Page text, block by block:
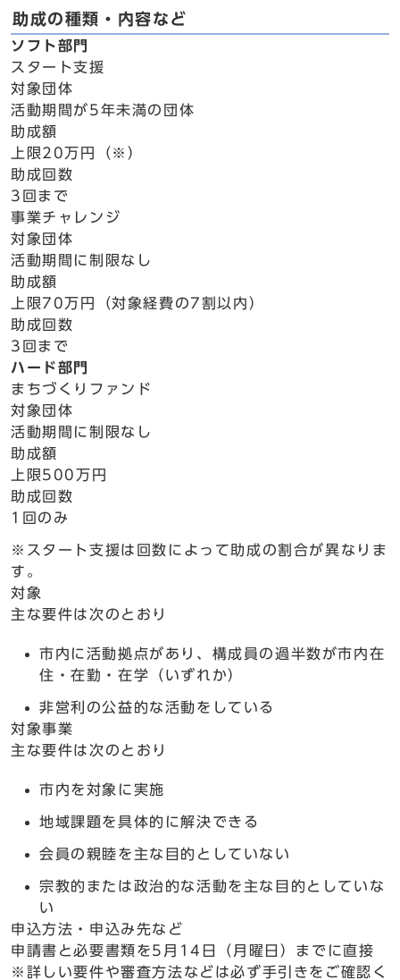
助成の種類・内容など
ソフト部門
スタート支援
対象団体
活動期間が5年未満の団体
助成額
上限20万円（※）
助成回数
3回まで
事業チャレンジ
対象団体
活動期間に制限なし
助成額
上限70万円（対象経費の7割以内）
助成回数
3回まで
ハード部門
まちづくりファンド
対象団体
活動期間に制限なし
助成額
上限500万円
助成回数
1回のみ
※スタート支援は回数によって助成の割合が異なりま
す。
対象
主な要件は次のとおり
市内に活動拠点があり、構成員の過半数が市内在
住・在勤・在学（いずれか）
非営利の公益的な活動をしている
対象事業
主な要件は次のとおり
市内を対象に実施
地域課題を具体的に解決できる
会員の親睦を主な目的としていない
宗教的または政治的な活動を主な目的としていな
い
申込方法・申込み先など
申請書と必要書類を5月14日（月曜日）までに直接
※詳しい要件や審査方法などは必ず手引きをご確認く